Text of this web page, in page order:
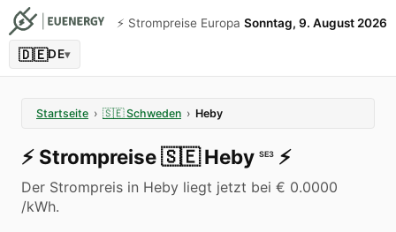
⚡️ Strompreise Europa Sonntag, 9. August 2026
🇩🇪DE▾
Startseite › 🇸🇪 Schweden › Heby
⚡️ Strompreise🇸🇪 Heby SE3 ⚡️
Der Strompreis in Heby liegt jetzt bei € 0.0000
/kWh.